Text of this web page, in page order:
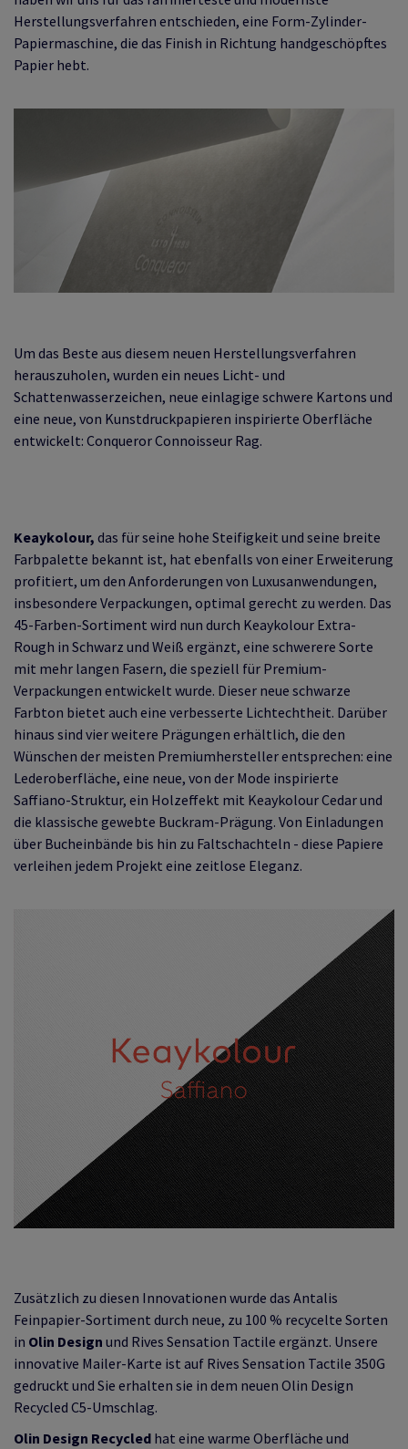
Herstellungsverfahren entschieden, eine Form-Zylinder-
Papiermaschine, die das Finish in Richtung handgeschöpftes
Papier hebt.
Um das Beste aus diesem neuen Herstellungsverfahren
herauszuholen, wurden ein neues Licht- und
Schattenwasserzeichen, neue einlagige schwere Kartons und
eine neue, von Kunstdruckpapieren inspirierte Oberfläche
entwickelt: Conqueror Connoisseur Rag.
Keaykolour, das für seine hohe Steifigkeit und seine breite
Farbpalette bekannt ist, hat ebenfalls von einer Erweiterung
profitiert, um den Anforderungen von Luxusanwendungen,
insbesondere Verpackungen, optimal gerecht zu werden. Das
45-Farben-Sortiment wird nun durch Keaykolour Extra-
Rough in Schwarz und Weiß ergänzt, eine schwerere Sorte
mit mehr langen Fasern, die speziell für Premium-
Verpackungen entwickelt wurde. Dieser neue schwarze
Farbton bietet auch eine verbesserte Lichtechtheit. Darüber
hinaus sind vier weitere Prägungen erhältlich, die den
Wünschen der meisten Premiumhersteller entsprechen: eine
Lederoberfläche, eine neue, von der Mode inspirierte
Saffiano-Struktur, ein Holzeffekt mit Keaykolour Cedar und
die klassische gewebte Buckram-Prägung. Von Einladungen
über Bucheinbände bis hin zu Faltschachteln - diese Papiere
verleihen jedem Projekt eine zeitlose Eleganz.
Zusätzlich zu diesen Innovationen wurde das Antalis
Feinpapier-Sortiment durch neue, zu 100 % recycelte Sorten
in Olin Design und Rives Sensation Tactile ergänzt. Unsere
innovative Mailer-Karte ist auf Rives Sensation Tactile 350G
gedruckt und Sie erhalten sie in dem neuen Olin Design
Recycled C5-Umschlag.
Olin Design Recycled hat eine warme Oberfläche und